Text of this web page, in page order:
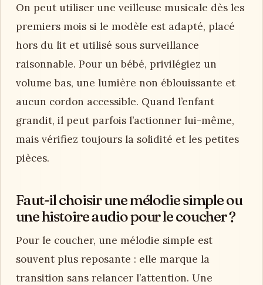
On peut utiliser une veilleuse musicale dès les
premiers mois si le modèle est adapté, placé
hors du lit et utilisé sous surveillance
raisonnable. Pour un bébé, privilégiez un
volume bas, une lumière non éblouissante et
aucun cordon accessible. Quand l’enfant
grandit, il peut parfois l’actionner lui-même,
mais vérifiez toujours la solidité et les petites
pièces.
Faut-il choisir une mélodie simple ou
une histoire audio pour le coucher ?
Pour le coucher, une mélodie simple est
souvent plus reposante : elle marque la
transition sans relancer l’attention. Une